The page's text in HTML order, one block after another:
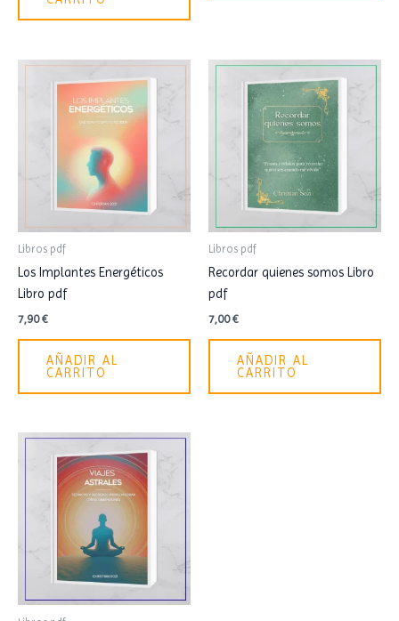
Libros pdf
Los Implantes Energéticos
Libro pdf
7,90€
AÑADIR AL
CARRITO
Libros pdf
Recordar quienes somos Libro
pdf
7,00€
AÑADIR AL
CARRITO